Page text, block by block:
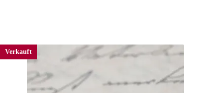
Verkauft